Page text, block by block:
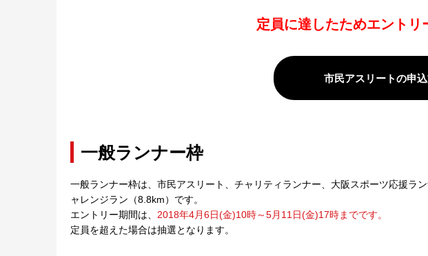
定員に達したためエントリ
市民アスリートの申
一般ランナー枠
一般ランナー枠は、市民アスリート、チャリティランナー、大阪スポーツ応援ラ
ャレンジラン（8.8km）です。
エントリー期間は、 2018年4月6日(金)10時～5月11日(金)17時までです。
定員を超えた場合は抽選となります。